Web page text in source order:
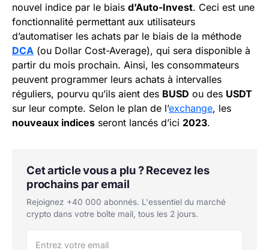
nouvel indice par le biais d’Auto-Invest. Ceci est une
fonctionnalité permettant aux utilisateurs
d’automatiser les achats par le biais de la méthode
DCA (ou Dollar Cost-Average), qui sera disponible à
partir du mois prochain. Ainsi, les consommateurs
peuvent programmer leurs achats à intervalles
réguliers, pourvu qu’ils aient des BUSD ou des USDT
sur leur compte. Selon le plan de l’exchange, les
nouveaux indices seront lancés d’ici 2023.
Cet article vous a plu ? Recevez les
prochains par email
Rejoignez +40 000 abonnés. L'essentiel du marché
crypto dans votre boîte mail, tous les 2 jours.